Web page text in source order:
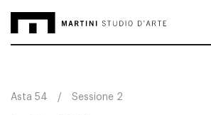
Asta 54 Sessione 2